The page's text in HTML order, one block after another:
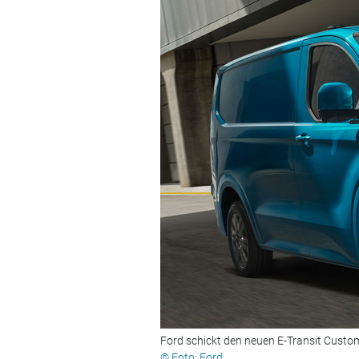
Ford schickt den neuen E-Transit